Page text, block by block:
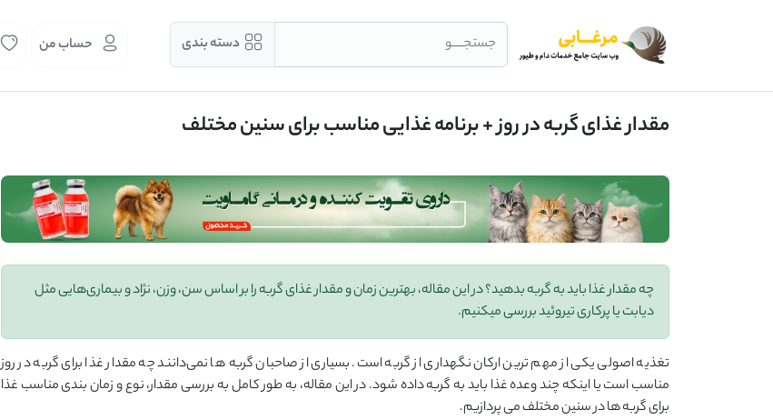
جستجــــو دسته بندی حساب من
مقدار غذای گربه در روز + برنامه غذایی مناسب برای سنین مختلف
چه مقدار غذا باید به گربه‌ بدهید؟ در این مقاله، بهترین زمان و مقدار غذای گربه را بر اساس سن، وزن، نژاد و بیماری‌هایی مثل
دیابت یا پرکاری تیروئید بررسی میکنیم.
تغذیه اصولی یکی از مهم ‌ترین ارکان نگهداری از گربه است. بسیاری از صاحبان گربه‌ ها نمی‌دانند چه مقدار غذا برای گربه در روز
مناسب است یا اینکه چند وعده غذا باید به گربه داده شود. در این مقاله، به‌ طور کامل به بررسی مقدار، نوع و زمان ‌بندی مناسب غذا
برای گربه‌ ها در سنین مختلف می ‌پردازیم.